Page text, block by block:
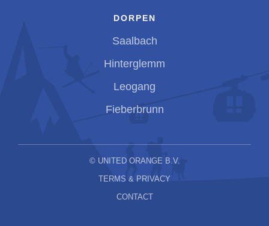
DORPEN
Saalbach
Hinterglemm
Leogang
Fieberbrunn
© UNITED ORANGE B.V.
TERMS & PRIVACY
CONTACT